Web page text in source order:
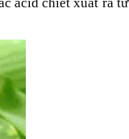
acid chiết xuất ra từ